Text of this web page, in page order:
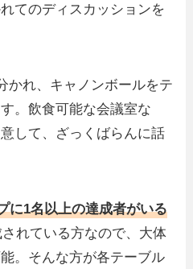
てのディスカッションを
かれ、キャノンボールをテ
。飲食可能な会議室な
して、ざっくばらんに話
に1名以上の達成者がいる
れている方なので、大体
。そんな方が各テーブル